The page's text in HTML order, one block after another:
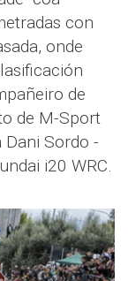
con
onde
de
de M-Sport
Dani Sordo -
i20 WRC.